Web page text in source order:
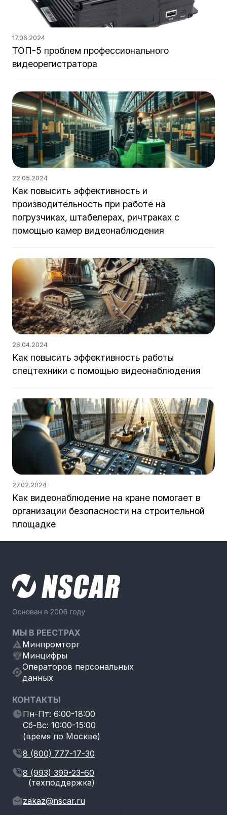
17.06.2024
ТОП-5 проблем профессионального
видеорегистратора
22.05.2024
Как повысить эффективность и
производительность при работе на
погрузчиках, штабелерах, ричтраках с
помощью камер видеонаблюдения
26.04.2024
Как повысить эффективность работы
спецтехники с помощью видеонаблюдения
27.02.2024
Как видеонаблюдение на кране помогает в
организации безопасности на строительной
площадке
МЫ В РЕЕСТРАХ
Минпромторг
Минцифры
Операторов персональных
данных
КОНТАКТЫ
Пн-Пт: 6:00-18:00
Сб-Вс: 10:00-15:00
(время по Москве)
8 (800) 777-17-30
8 (993) 399-23-60
(техподдержка)
zakaz@nscar.ru